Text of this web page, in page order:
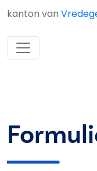
kanton van